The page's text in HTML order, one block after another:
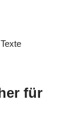
für